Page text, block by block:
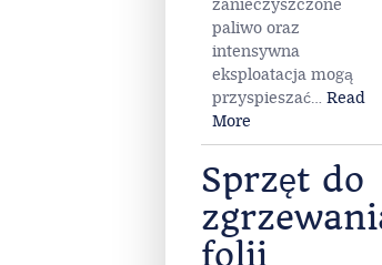
Maszyny budowlane
pracują w warunkach
szczególnie
obciążających układy
zanieczyszczone
paliwo oraz
intensywna
eksploatacja mogą